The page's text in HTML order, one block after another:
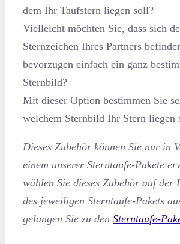
dem Ihr Taufstern liegen soll?
Vielleicht möchten Sie, dass sich
Sternzeichen Ihres Partners
bevorzugen einfach ein ganz
Sternbild?
Mit dieser Option bestimmen Sie
welchem Sternbild Ihr Stern liegen
Dieses Zubehör können Sie nur in
einem unserer Sterntaufe-Pakete
wählen Sie dieses Zubehör auf der
des jeweiligen Sterntaufe-Pakets
gelangen Sie zu den Sterntaufe-